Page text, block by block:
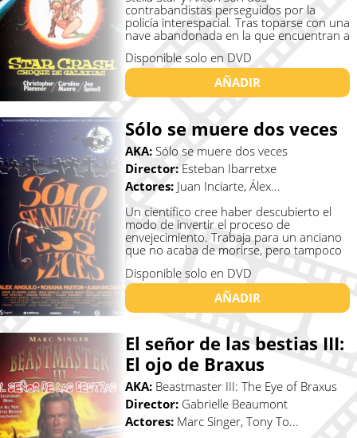
contrabandistas perseguidos por la
policía interespacial. Tras toparse con una
nave abandonada en la que encuentran a
Disponible solo en DVD
AÑADIR
Sólo se muere dos veces
AKA: Sólo se muere dos veces
Director: Esteban Ibarretxe
Actores: Juan Inciarte, Álex...
Un científico cree haber descubierto el
modo de invertir el proceso de
envejecimiento. Trabaja para un anciano
que no acaba de morirse, pero tampoco
...
Disponible solo en DVD
AÑADIR
El señor de las bestias III:
El ojo de Braxus
AKA: Beastmaster III: The Eye of Braxus
Director: Gabrielle Beaumont
Actores: Marc Singer, Tony To...